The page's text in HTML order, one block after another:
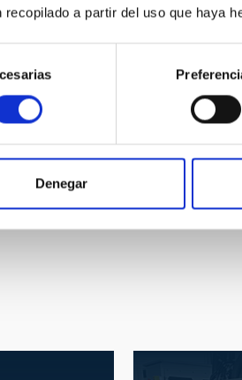
recopilado a partir del uso que haya
Denegar
Carlos Allende Prieto